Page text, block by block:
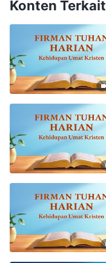
Konten Terkait